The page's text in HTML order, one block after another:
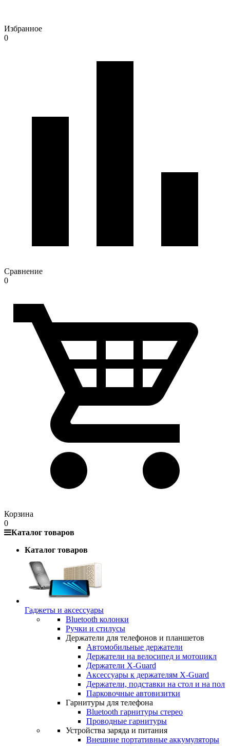
Избранное
0
Сравнение
0
Корзина
0
Каталог товаров
Каталог товаров
Гаджеты и аксессуары
Bluetooth колонки
Ручки и стилусы
Держатели для телефонов и планшетов
Автомобильные держатели
Держатели на велосипед и мотоцикл
Держатели X-Guard
Аксессуары к держателям X-Guard
Держатели, подставки на стол и на пол
Парковочные автовизитки
Гарнитуры для телефона
Bluetooth гарнитуры стерео
Проводные гарнитуры
Устройства заряда и питания
Внешние портативные аккумуляторы